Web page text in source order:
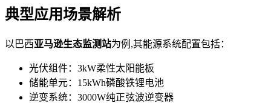
典型应用场景解析
以巴西亚马逊生态监测站为例,其能源系统配置包括：
光伏组件：3kW柔性太阳能板
储能单元：15kWh磷酸铁锂电池
逆变系统：3000W纯正弦波逆变器